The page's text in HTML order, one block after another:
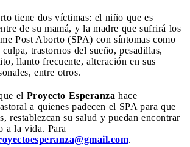
tiene dos víctimas: el niño que es
de su mamá, y la madre que sufrirá los
Post Aborto (SPA) con síntomas como
trastornos del sueño, pesadillas,
llanto frecuente, alteración en sus
entre otros.
el Proyecto Esperanza hace
a quienes padecen el SPA para que
restablezcan su salud y puedan encontrar
a la vida. Para
.